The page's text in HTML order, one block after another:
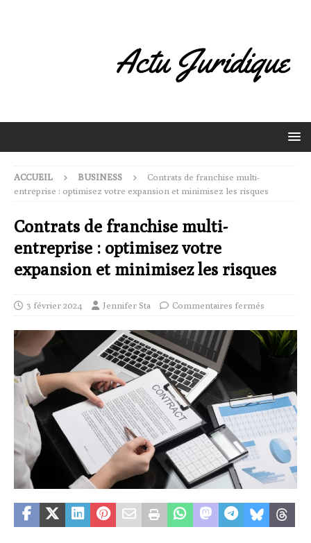
ACCUEIL BUSINESS
Contrats de franchise multi-
entreprise : optimisez votre expansion et minimisez les risques
Contrats de franchise multi-
entreprise : optimisez votre
expansion et minimisez les risques
3 février 2024 Jennifer Sta Commentaires fermés